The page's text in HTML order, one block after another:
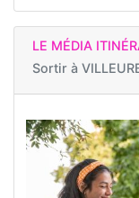
LE MÉDIA
Sortir à